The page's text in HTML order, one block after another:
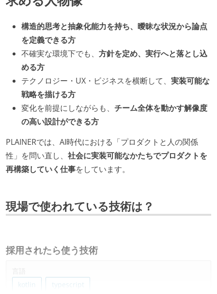
構造的思考と抽象化能力を持ち、曖昧な状況から論点
を定義できる方
不確実な環境下でも、 方針を定め、実行へと落とし込
める方
テクノロジー・UX・ビジネスを横断して、 実装可能な
戦略を描ける方
変化を前提にしながらも、 チーム全体を動かす解像度
の高い設計ができる方
PLAINERでは、AI時代における「プロダクトと人の関係
性」を問い直し、 社会に実装可能なかたちでプロダクトを
再構築していく仕事をしています。
現場で使われている技術は？
採用されたら使う技術
言語
kotlin
typescript